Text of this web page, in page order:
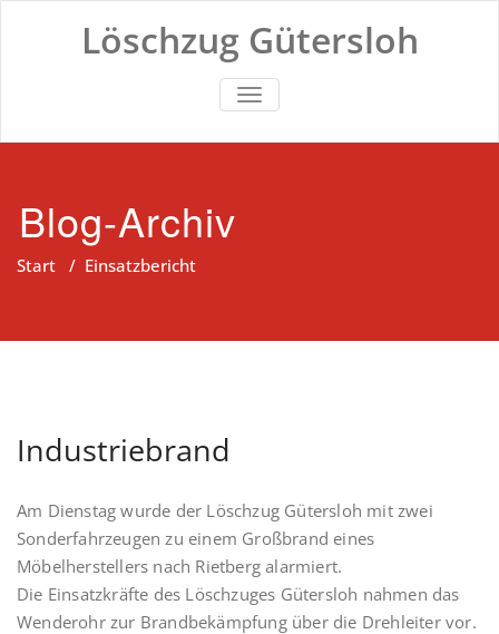
Löschzug Gütersloh
TOGGLE NAVIGATION
Blog-Archiv
Start / Einsatzbericht
Industriebrand
Am Dienstag wurde der Löschzug Gütersloh mit zwei
Sonderfahrzeugen zu einem Großbrand eines
Möbelherstellers nach Rietberg alarmiert.
Die Einsatzkräfte des Löschzuges Gütersloh nahmen das
Wenderohr zur Brandbekämpfung über die Drehleiter vor.